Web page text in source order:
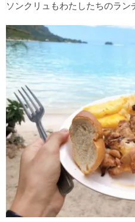
ソンクリュもわたしたちのラン